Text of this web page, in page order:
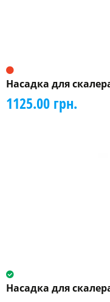
Насадка для
1125.00 грн.
Насадка для